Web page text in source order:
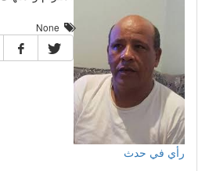
رأي في حدث